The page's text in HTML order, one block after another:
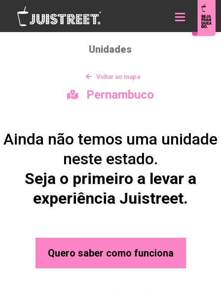
Unidades
Voltar ao mapa
Pernambuco
Ainda não temos uma unidade
neste estado.
Seja o primeiro a levar a
experiência Juistreet.
Quero saber como funciona